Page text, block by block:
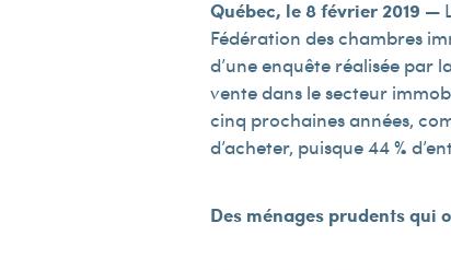
Québec, le 8 février 2019 —
Fédération des chambres
d’une enquête réalisée par
vente dans le secteur
cinq prochaines années,
d’acheter, puisque 44 %
Des ménages prudents qui